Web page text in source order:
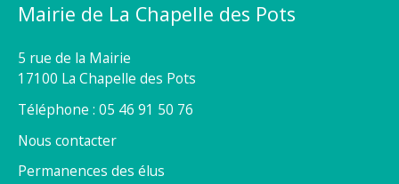
Mairie de La Chapelle des Pots
5 rue de la Mairie
17100 La Chapelle des Pots
Téléphone : 05 46 91 50 76
Nous contacter
Permanences des élus